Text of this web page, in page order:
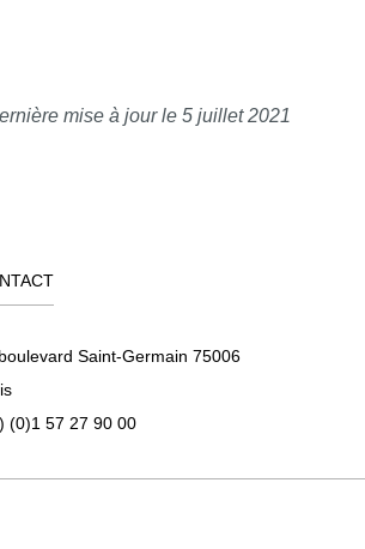
mise à jour le 5 juillet 2021
Saint-Germain 75006
(0)1 57 27 90 00